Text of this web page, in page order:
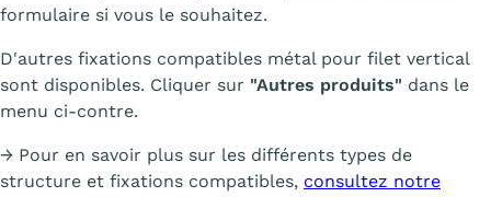
formulaire si vous le souhaitez.
D'autres fixations compatibles métal pour filet vertical
sont disponibles. Cliquer sur "Autres produits" dans le
menu ci-contre.
→ Pour en savoir plus sur les différents types de
structure et fixations compatibles, consultez notre